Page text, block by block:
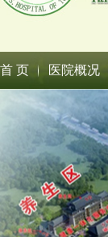
首 页 医院概况